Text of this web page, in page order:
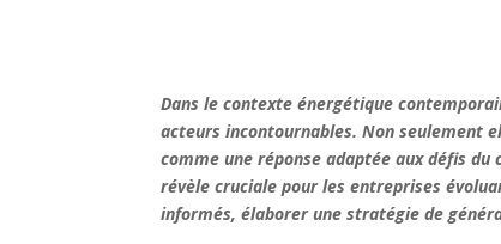
Dans le contexte énergétique
acteurs incontournables. Non seulement
comme une réponse adaptée aux défis
révèle cruciale pour les entreprises
informés, élaborer une stratégie de